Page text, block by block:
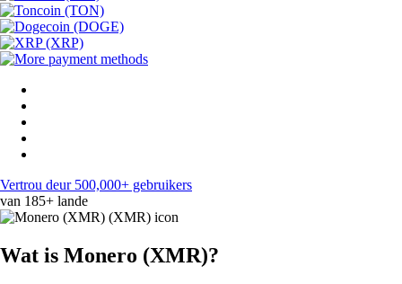
Vertrou deur 500,000+ gebruikers
van 185+ lande
Wat is Monero (XMR)?